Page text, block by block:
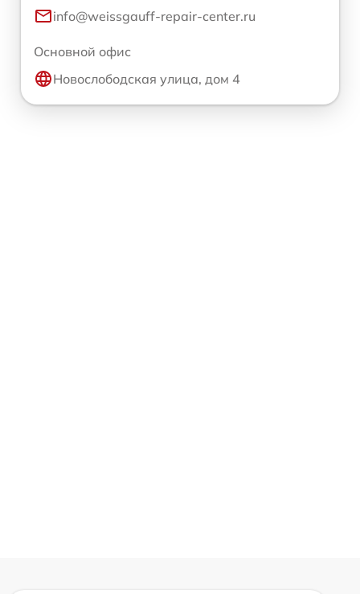
info@weissgauff-repair-center.ru
Основной офис
Новослободская улица, дом 4